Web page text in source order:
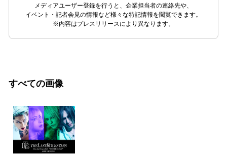
メディアユーザー登録を行うと、企業担当者の連絡先や、
イベント・記者会見の情報など様々な特記情報を閲覧できます。
※内容はプレスリリースにより異なります。
すべての画像